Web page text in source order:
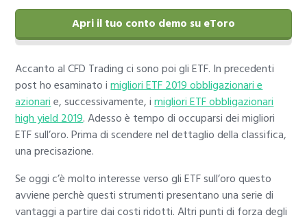
Apri il tuo conto demo su eToro
Accanto al CFD Trading ci sono poi gli ETF. In precedenti
post ho esaminato imigliori ETF 2019 obbligazionari e
azionarie, successivamente, imigliori ETF obbligazionari
high yield 2019. Adesso è tempo di occuparsi dei migliori
ETF sull’oro. Prima di scendere nel dettaglio della classifica,
una precisazione.
Se oggi c’è molto interesse verso gli ETF sull’oro questo
avviene perchè questi strumenti presentano una serie di
vantaggi a partire dai costi ridotti. Altri punti di forza degli